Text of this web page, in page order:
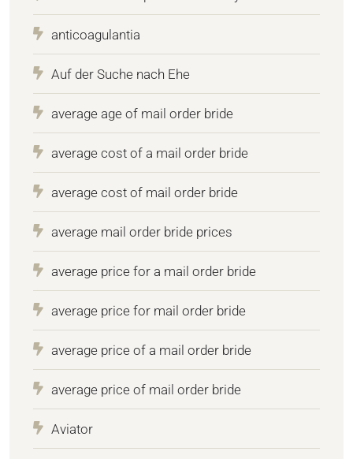
anticoagulantia
Auf der Suche nach Ehe
average age of mail order bride
average cost of a mail order bride
average cost of mail order bride
average mail order bride prices
average price for a mail order bride
average price for mail order bride
average price of a mail order bride
average price of mail order bride
Aviator